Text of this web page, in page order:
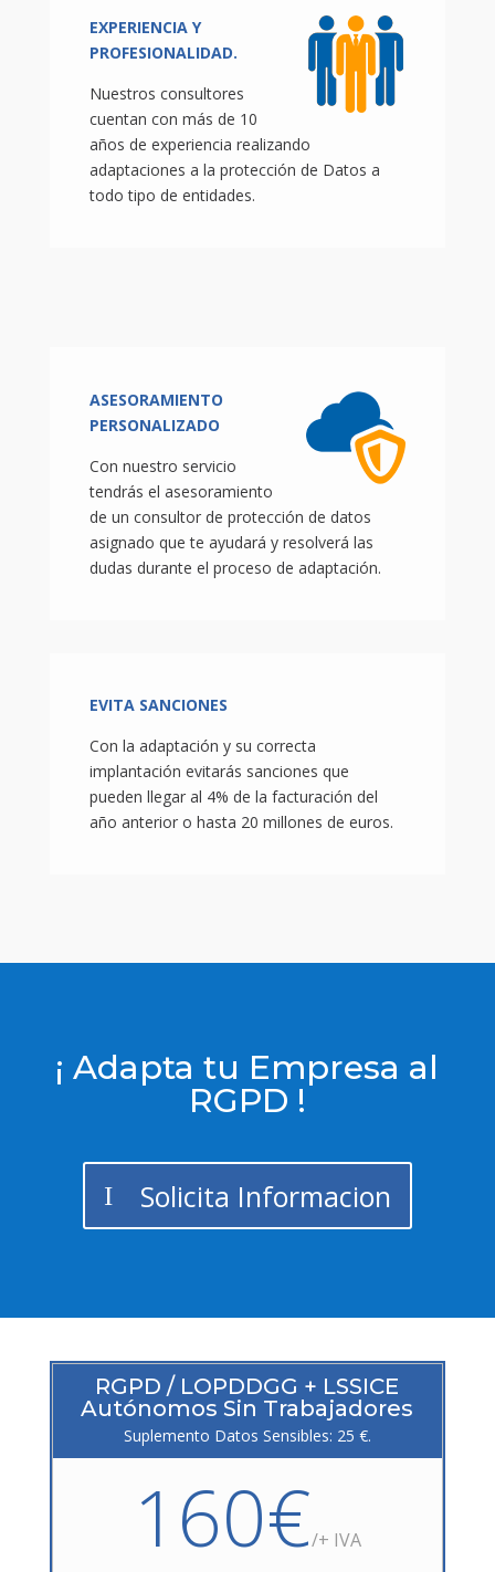
EXPERIENCIA Y
PROFESIONALIDAD.
Nuestros consultores
cuentan con más de 10
años de experiencia realizando
adaptaciones a la protección de Datos a
todo tipo de entidades.
ASESORAMIENTO
PERSONALIZADO
Con nuestro servicio
tendrás el asesoramiento
de un consultor de protección de datos
asignado que te ayudará y resolverá las
dudas durante el proceso de adaptación.
EVITA SANCIONES
Con la adaptación y su correcta
implantación evitarás sanciones que
pueden llegar al 4% de la facturación del
año anterior o hasta 20 millones de euros.
¡ Adapta tu Empresa al
RGPD !
Solicita Informacion
RGPD / LOPDDGG + LSSICE
Autónomos Sin Trabajadores
Suplemento Datos Sensibles: 25 €.
160€/+ IVA